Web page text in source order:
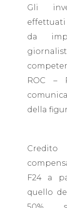
Gli
da
ROC –
della
F24 a
quello